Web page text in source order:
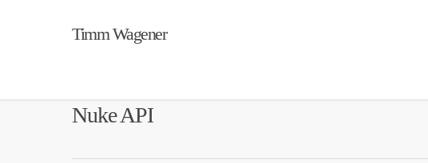
Timm Wagener
Nuke API